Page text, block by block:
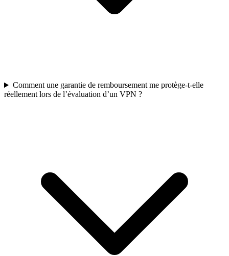
Comment une garantie de remboursement me protège-t-elle
réellement lors de l’évaluation d’un VPN ?